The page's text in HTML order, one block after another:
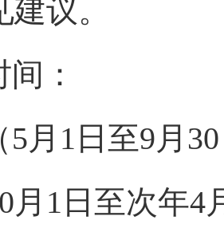
议。
：
5月1日至9月
月1日至次年4